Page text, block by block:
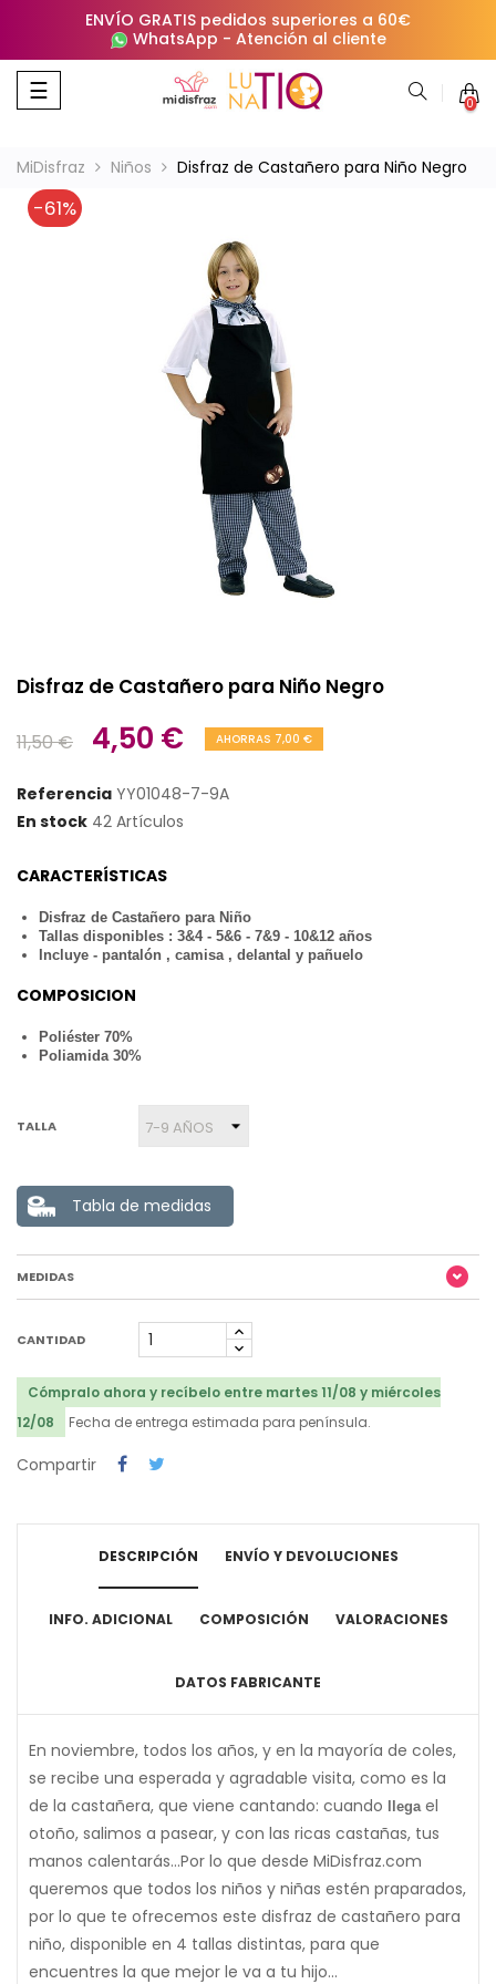
ENVÍO GRATIS pedidos superiores a 60€
WhatsApp - Atención al cliente
Navegación
de
☰ 0
MiDisfraz Niños Disfraz de Castañero para Niño Negro
-61%
Disfraz de Castañero para Niño Negro
11,50 € 4,50 € AHORRAS 7,00 €
Referencia YY01048-7-9A
En stock 42 Artículos
CARACTERÍSTICAS
Disfraz de Castañero para Niño
Tallas disponibles : 3&4 - 5&6 - 7&9 - 10&12 años
Incluye - pantalón , camisa , delantal y pañuelo
COMPOSICION
Poliéster 70%
Poliamida 30%
TALLA
Tabla de medidas
MEDIDAS
CANTIDAD
Cómpralo ahora y recíbelo entre martes 11/08 y miércoles
12/08
Fecha de entrega estimada para península.
Compartir
DESCRIPCIÓN ENVÍO Y DEVOLUCIONES
INFO. ADICIONAL COMPOSICIÓN VALORACIONES
DATOS FABRICANTE
En noviembre, todos los años, y en la mayoría de coles,
se recibe una esperada y agradable visita, como es la
de la castañera, que viene cantando: cuando
llegael
otoño, salimos a pasear, y con las ricas castañas, tus
manos calentarás...Por lo que desde MiDisfraz.com
queremos que todos los niños y niñas estén praparados,
por lo que te ofrecemos este disfraz de castañero para
niño, disponible en 4 tallas distintas, para que
encuentres la que mejor le va a tu hijo...